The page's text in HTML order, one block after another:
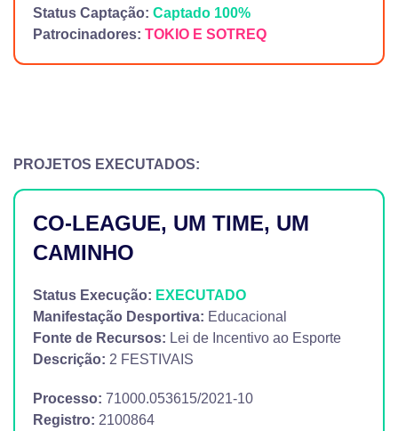
Status Captação: Captado 100%
Patrocinadores: TOKIO E SOTREQ
PROJETOS EXECUTADOS:
CO-LEAGUE, UM TIME, UM
CAMINHO
Status Execução: EXECUTADO
Manifestação Desportiva: Educacional
Fonte de Recursos: Lei de Incentivo ao Esporte
Descrição: 2 FESTIVAIS
Processo: 71000.053615/2021-10
Registro: 2100864